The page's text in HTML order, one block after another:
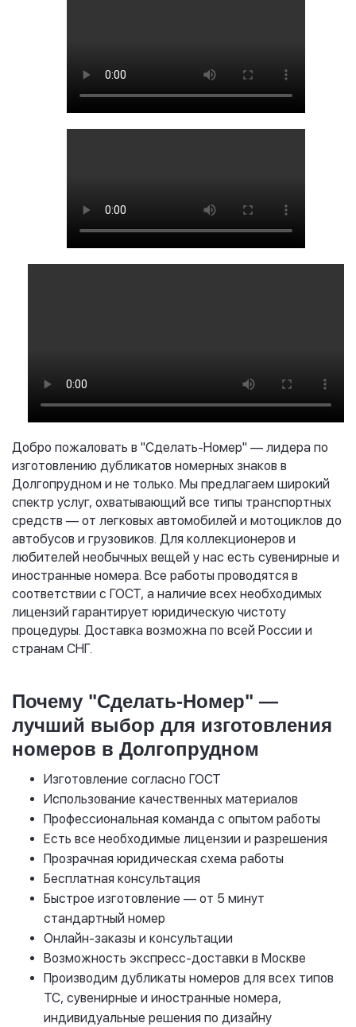
Добро пожаловать в "Сделать-Номер" — лидера по
изготовлению дубликатов номерных знаков в
Долгопрудном и не только. Мы предлагаем широкий
спектр услуг, охватывающий все типы транспортных
средств — от легковых автомобилей и мотоциклов до
автобусов и грузовиков. Для коллекционеров и
любителей необычных вещей у нас есть сувенирные и
иностранные номера. Все работы проводятся в
соответствии с ГОСТ, а наличие всех необходимых
лицензий гарантирует юридическую чистоту
процедуры. Доставка возможна по всей России и
странам СНГ.
Почему "Сделать-Номер" —
лучший выбор для изготовления
номеров в Долгопрудном
Изготовление согласно ГОСТ
Использование качественных материалов
Профессиональная команда с опытом работы
Есть все необходимые лицензии и разрешения
Прозрачная юридическая схема работы
Бесплатная консультация
Быстрое изготовление — от 5 минут
стандартный номер
Онлайн-заказы и консультации
Возможность экспресс-доставки в Москве
Производим дубликаты номеров для всех типов
ТС, сувенирные и иностранные номера,
индивидуальные решения по дизайну